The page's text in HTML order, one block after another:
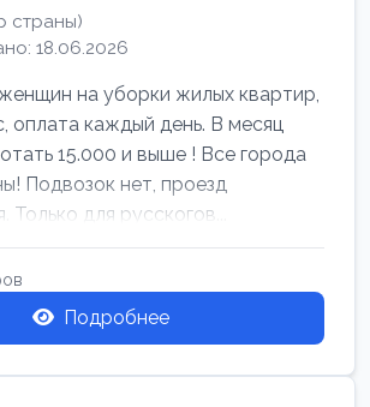
страны)
18.06.2026
на уборки жилых квартир,
оплата каждый день. В месяц
15.000 и выше ! Все города
Подвозок нет, проезд
Только для русскогов...
Подробнее